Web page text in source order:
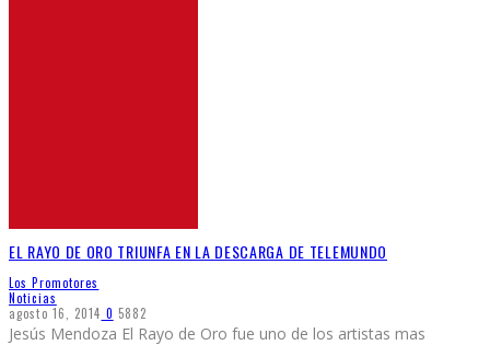
EL RAYO DE ORO TRIUNFA EN LA DESCARGA DE TELEMUNDO
Los Promotores
Noticias
agosto 16, 2014 0 5882
Jesús Mendoza El Rayo de Oro fue uno de los artistas mas